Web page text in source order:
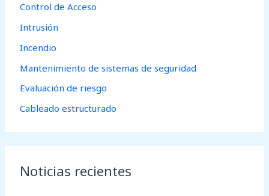
o
r
:
Control de Acceso
Intrusión
Incendio
Mantenimiento de sistemas de seguridad
Evaluación de riesgo
Cableado estructurado
Noticias recientes